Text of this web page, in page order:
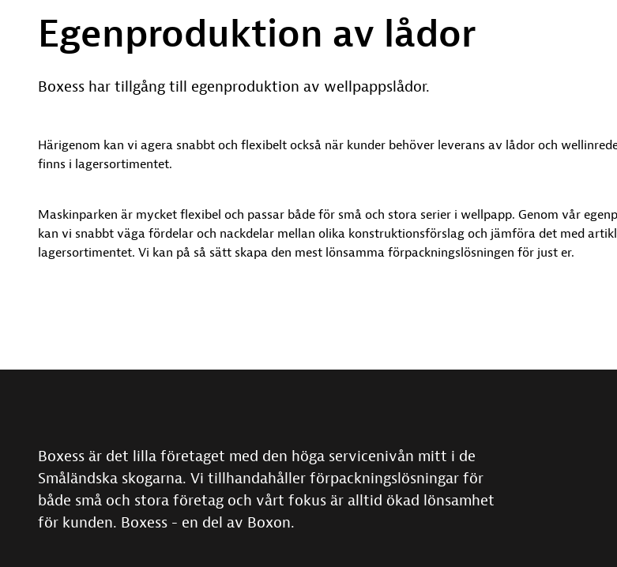
Egenproduktion av lådor
Boxess har tillgång till egenproduktion av wellpappslådor.
Härigenom kan vi agera snabbt och flexibelt också när kunder behöver leverans av lådor och
finns i lagersortimentet.
Maskinparken är mycket flexibel och passar både för små och stora serier i wellpapp. Genom vår
kan vi snabbt väga fördelar och nackdelar mellan olika konstruktionsförslag och jämföra det med
lagersortimentet. Vi kan på så sätt skapa den mest lönsamma förpackningslösningen för just er.
Boxess är det lilla företaget med den höga servicenivån mitt i de
Småländska skogarna. Vi tillhandahåller förpackningslösningar för
både små och stora företag och vårt fokus är alltid ökad lönsamhet
för kunden. Boxess - en del av Boxon.